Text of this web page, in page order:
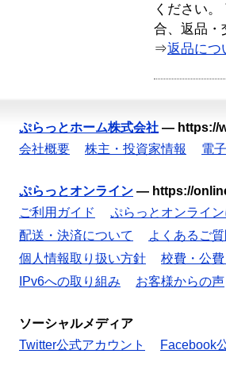
ください
合、返品・
⇒返品につ
ぷらっとホーム株式会社 — https://
会社概要
株主・投資家情報 電
ぷらっとオンライン — https://
ご利用ガイド
ぷらっとオンライ
配送・決済について
よくあるご質
個人情報取り扱い方針
校費・公
IPv6への取り組み
お客様からの声
ソーシャルメディア
Twitter公式アカウント
Facebook